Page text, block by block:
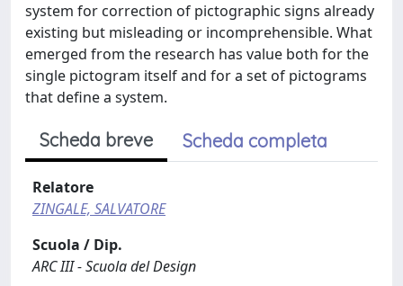
system for correction of pictographic signs already
existing but misleading or incomprehensible. What
emerged from the research has value both for the
single pictogram itself and for a set of pictograms
that define a system.
Scheda breve Scheda completa
Relatore
ZINGALE, SALVATORE
Scuola / Dip.
ARC III - Scuola del Design